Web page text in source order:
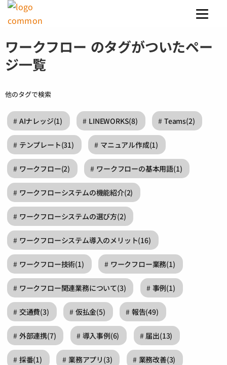
ワークフロー のタグがついたペー
ジ一覧
他のタグで検索
AIナレッジ(1) LINEWORKS(8) Teams(2)
テンプレート(31) マニュアル作成(1)
ワークフロー(2) ワークフローの基本用語(1)
ワークフローシステムの機能紹介(2)
ワークフローシステムの選び方(2)
ワークフローシステム導入のメリット(16)
ワークフロー技術(1) ワークフロー業務(1)
ワークフロー関連業務について(3) 事例(1)
交通費(3) 仮払金(5) 報告(49)
外部連携(7) 導入事例(6) 届出(13)
採番(1) 業務アプリ (3) 業務改善(3)